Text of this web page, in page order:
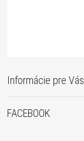
Informácie pre Vás
FACEBOOK